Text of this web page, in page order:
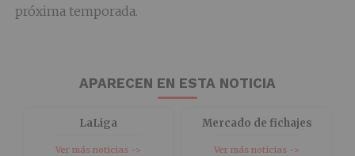
próxima temporada.
APARECEN EN ESTA NOTICIA
LaLiga
Ver más noticias ->
Mercado de fichajes
Ver más noticias ->